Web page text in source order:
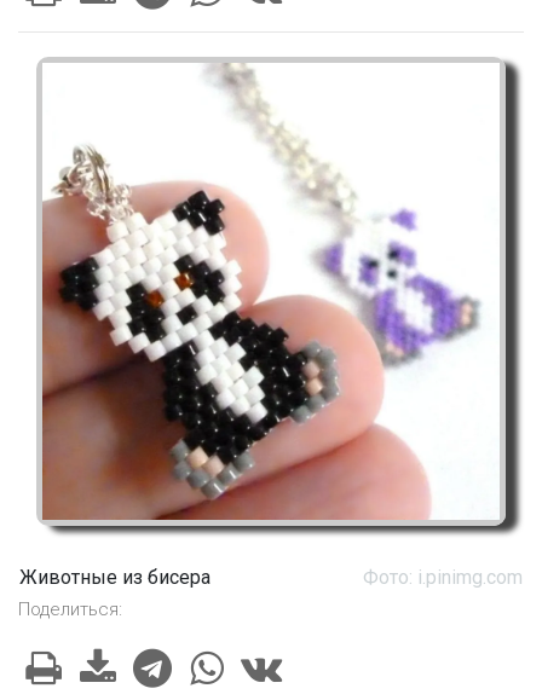
Животные из бисера Фото: i.pinimg.com
Поделиться: